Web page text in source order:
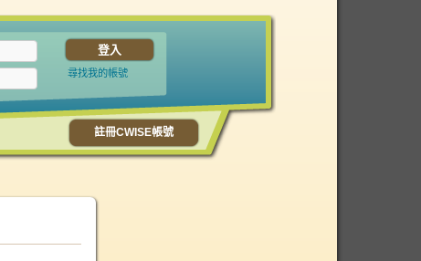
尋找我的帳號
註冊CWISE帳號